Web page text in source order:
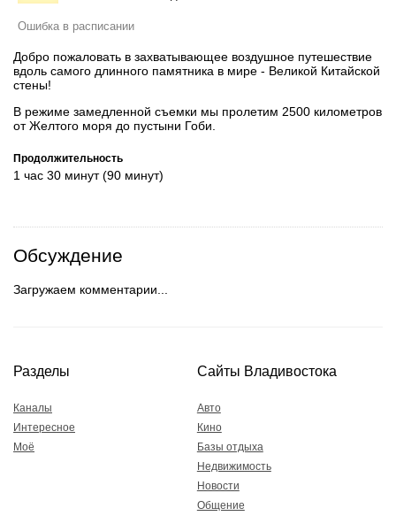
Ошибка в расписании
Добро пожаловать в захватывающее воздушное путешествие
вдоль самого длинного памятника в мире - Великой Китайской
стены!
В режиме замедленной съемки мы пролетим 2500 километров
от Желтого моря до пустыни Гоби.
Продолжительность
1 час 30 минут (90 минут)
Обсуждение
Загружаем комментарии...
Разделы
Каналы
Интересное
Моё
Сайты Владивостока
Авто
Кино
Базы отдыха
Недвижимость
Новости
Общение